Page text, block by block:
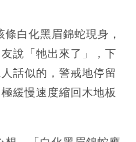
白化黑眉錦蛇現身，
說「牠出來了」，下
話似的，警戒地停留
緩慢速度縮回木地板